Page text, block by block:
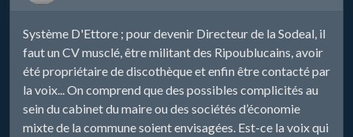
Système D'Ettore ; pour devenir Directeur de la Sodeal, il
faut un CV musclé, être militant des Ripoublucains, avoir
été propriétaire de discothèque et enfin être contacté par
la voix... On comprend que des possibles complicités au
sein du cabinet du maire ou des sociétés d’économie
mixte de la commune soient envisagées. Est-ce la voix qui